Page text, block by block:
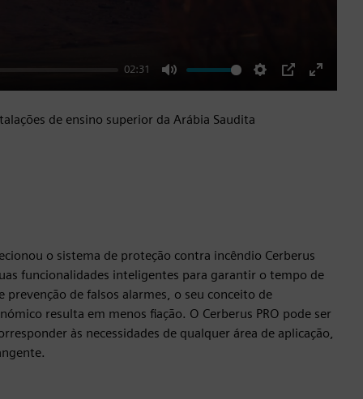
02:31
Mute Settings
PIP
Enter
de ensino superior da Arábia Saudita
o sistema de proteção contra incêndio Cerberus
funcionalidades inteligentes para garantir o tempo de
de falsos alarmes, o seu conceito de
resulta em menos fiação. O Cerberus PRO pode ser
às necessidades de qualquer área de aplicação,